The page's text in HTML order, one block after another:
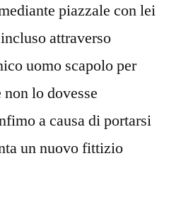
piazzale con lei
attraverso
uomo scapolo per
non lo dovesse
a causa di portarsi
un nuovo fittizio